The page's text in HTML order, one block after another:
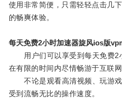
使用非常简便，只需轻轻点击几
的畅爽体验。
每天免费2小时加速器旋风ios版
用户们可以享受到每天免费2
在有限的时间内尽情畅游于互联网
不论是观看高清视频、玩游戏
受到流畅无比的操作速度。